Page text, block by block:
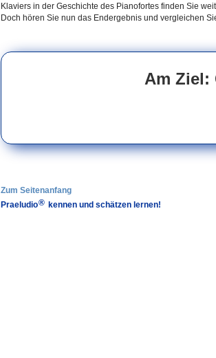
Klaviers in der Geschichte des Pianofortes finden Sie
Doch hören Sie nun das Endergebnis und vergleichen
Am Ziel:
Zum Seitenanfang
Praeludio® kennen und schätzen lernen!